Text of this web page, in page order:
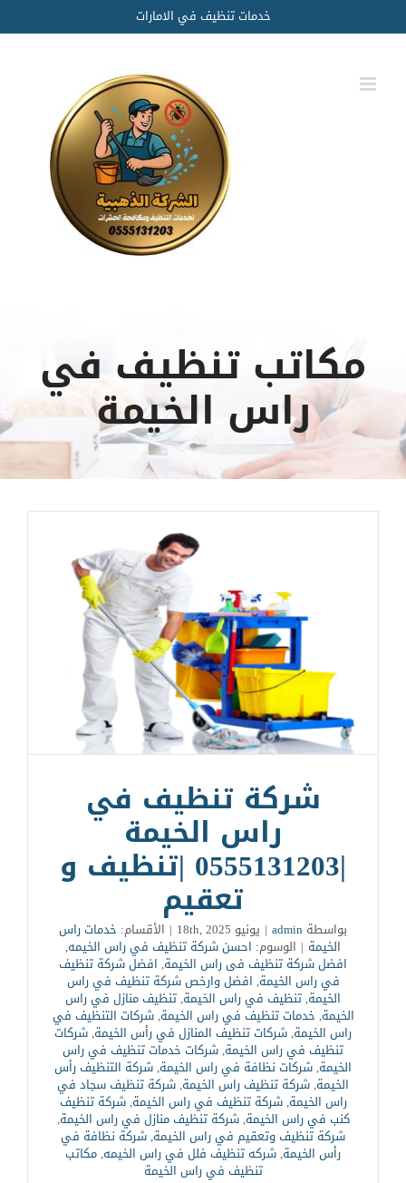
to
content
خدمات تنظيف في الامارات
مكاتب تنظيف في
راس الخيمة
شركة تنظيف في
راس الخيمة
|0555131203 |تنظيف و
تعقيم
بواسطة admin
| يونيو 18th, 2025 | الأقسام: خدمات راس
الخيمة | الوسوم: احسن شركة تنظيف في راس الخيمه,
افضل شركة تنظيف فى راس الخيمة, افضل شركة تنظيف
في راس الخيمة, افضل وارخص شركة تنظيف في راس
الخيمة,تنظيف في راس الخيمة,تنظيف منازل في راس
الخيمة, خدمات تنظيف في راس الخيمة,شركات التنظيف في
راس الخيمة,شركات تنظيف المنازل في رأس الخيمة,شركات
تنظيف في راس الخيمة,شركات خدمات تنظيف في راس
الخيمة,شركات نظافة في راس الخيمة,شركة التنظيف رأس
الخيمة,شركة تنظيف راس الخيمة,شركة تنظيف سجاد في
راس الخيمة,شركة تنظيف في راس الخيمة,شركة تنظيف
كنب في راس الخيمة,شركة تنظيف منازل في راس الخيمة,
شركة تنظيف وتعقيم في راس الخيمة,شركة نظافة في
رأس الخيمة,شركه تنظيف فلل في راس الخيمه,مكاتب
تنظيف في راس الخيمة